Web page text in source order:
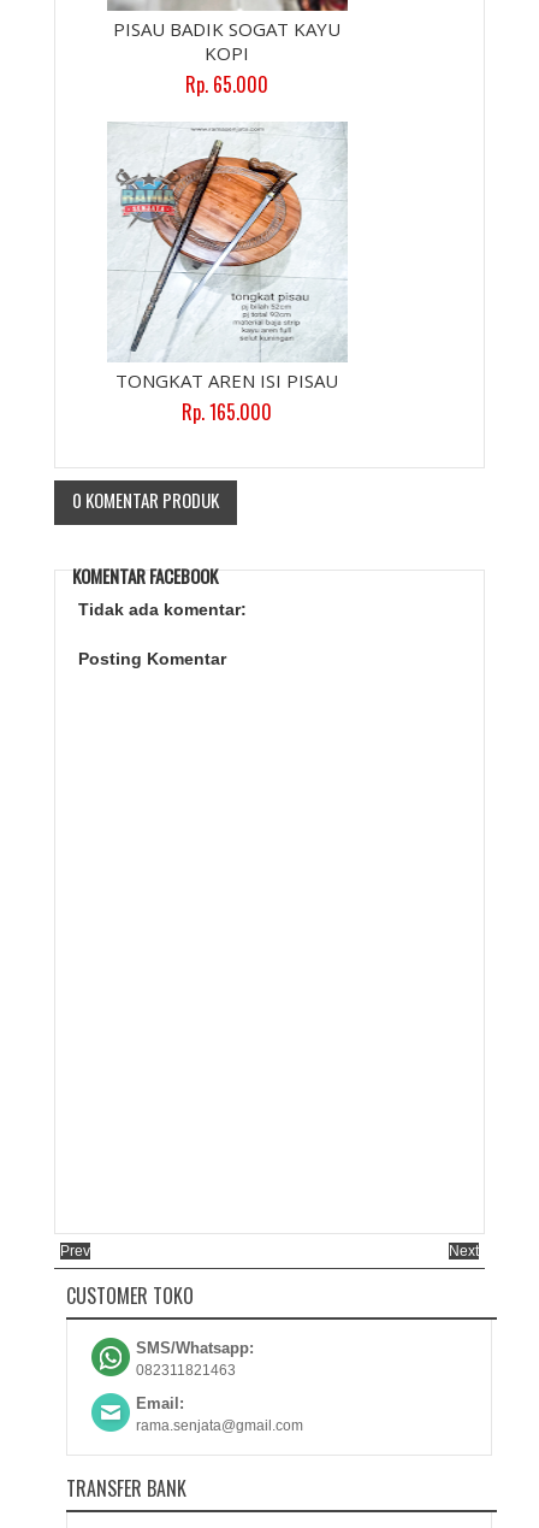
PISAU BADIK SOGAT KAYU
KOPI
Rp. 65.000
TONGKAT AREN ISI PISAU
Rp. 165.000
0 KOMENTAR PRODUK
KOMENTAR FACEBOOK
Tidak ada komentar:
Posting Komentar
Prev Next
CUSTOMER TOKO
SMS/Whatsapp:
082311821463
Email:
rama.senjata@gmail.com
TRANSFER BANK